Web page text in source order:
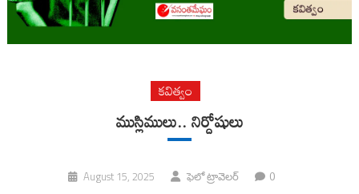
కవిత్వం
ముస్లిములు.. నిర్దోషులు
August 15, 2025 ఫెలో ట్రావెలర్ 0